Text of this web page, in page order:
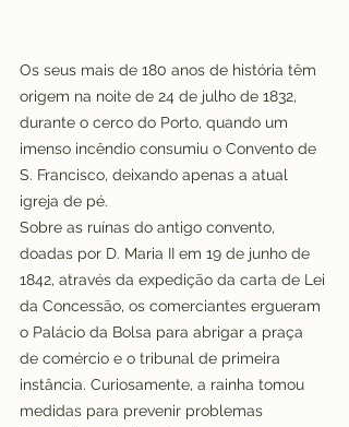
Os seus mais de 180 anos de história têm
origem na noite de 24 de julho de 1832,
durante o cerco do Porto, quando um
imenso incêndio consumiu o Convento de
S. Francisco, deixando apenas a atual
igreja de pé.
Sobre as ruínas do antigo convento,
doadas por D. Maria II em 19 de junho de
1842, através da expedição da carta de Lei
da Concessão, os comerciantes ergueram
o Palácio da Bolsa para abrigar a praça
de comércio e o tribunal de primeira
instância. Curiosamente, a rainha tomou
medidas para prevenir problemas